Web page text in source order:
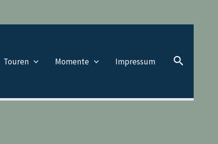
Touren Momente Impressum Suchen